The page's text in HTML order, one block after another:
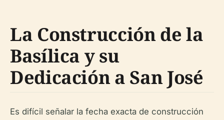
La Construcción de la
Basílica y su
Dedicación a San José
Es difícil señalar la fecha exacta de construcción